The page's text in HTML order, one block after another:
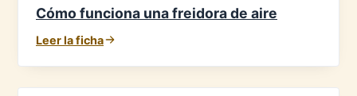
Cómo funciona una freidora de aire
Leer la ficha